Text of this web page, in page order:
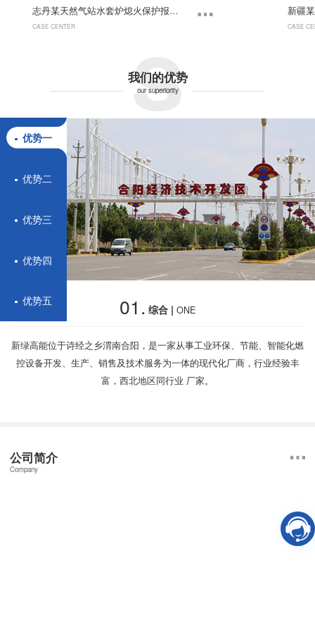
志丹某天然气站水套炉熄火保护报警控制系统
CASE CENTER CASE
s
我们的优势
our superiority
01. 综合 | ONE
新绿高能位于诗经之乡渭南合阳，是一家从事工业环保、节能、智能化燃
控设备开发、生产、销售及技术服务为一体的现代化厂商，行业经验丰
富，西北地区同行业 厂家。
优势一
优势二
优势三
优势四
优势五
公司简介
Company